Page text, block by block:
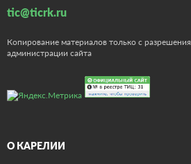
tic@ticrk.ru
Копирование материалов только с разрешения
администрации сайта
О КАРЕЛИИ